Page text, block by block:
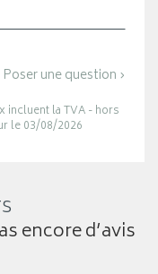
Poser une question ›
la TVA - hors
le 03/08/2026
encore d’avis